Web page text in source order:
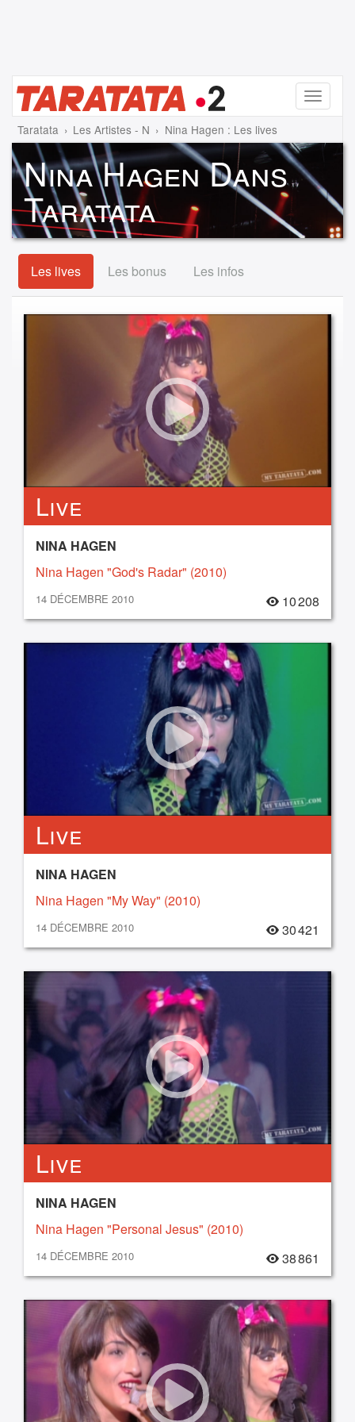
Menu
Taratata Les Artistes - N Nina Hagen : Les lives
Nina Hagen Dans
Taratata
Les lives Les bonus Les infos
Live
NINA HAGEN
Nina Hagen "God's Radar" (2010)
14 DÉCEMBRE 2010 10 208
Live
NINA HAGEN
Nina Hagen "My Way" (2010)
14 DÉCEMBRE 2010 30 421
Live
NINA HAGEN
Nina Hagen "Personal Jesus" (2010)
14 DÉCEMBRE 2010 38 861